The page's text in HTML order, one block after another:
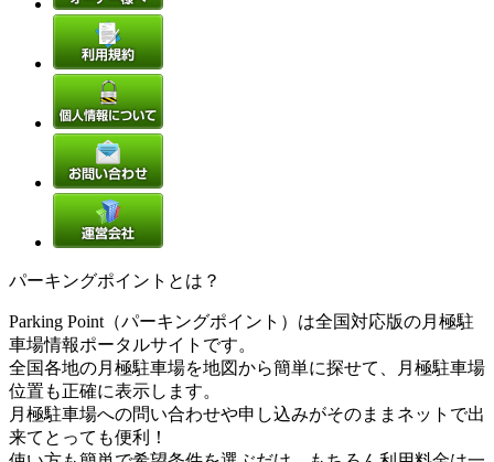
パーキングポイントとは？
Parking Point（パーキングポイント）は全国対応版の月極駐
車場情報ポータルサイトです。
全国各地の月極駐車場を地図から簡単に探せて、月極駐車場
位置も正確に表示します。
月極駐車場への問い合わせや申し込みがそのままネットで出
来てとっても便利！